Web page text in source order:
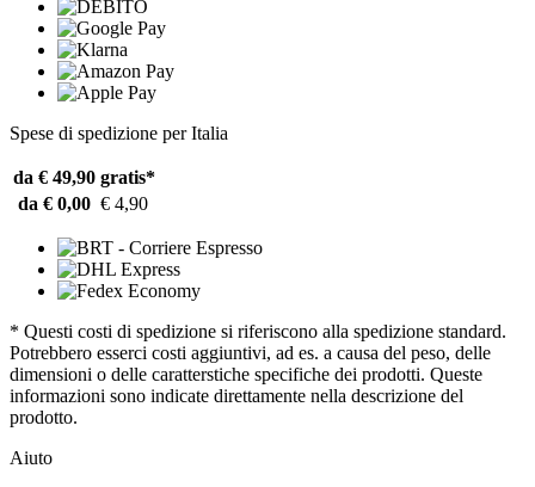
Spese di spedizione per Italia
da € 49,90 gratis*
da € 0,00 € 4,90
* Questi costi di spedizione si riferiscono alla spedizione standard.
Potrebbero esserci costi aggiuntivi, ad es. a causa del peso, delle
dimensioni o delle caratterstiche specifiche dei prodotti. Queste
informazioni sono indicate direttamente nella descrizione del
prodotto.
Aiuto